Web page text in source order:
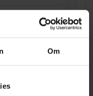
Om
Chocolate